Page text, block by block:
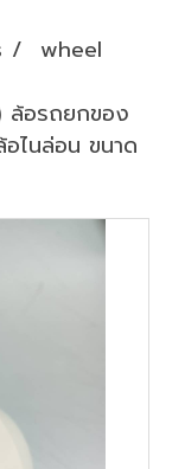
wheel
ล้อรถยกของ
ไนล่อน ขนาด